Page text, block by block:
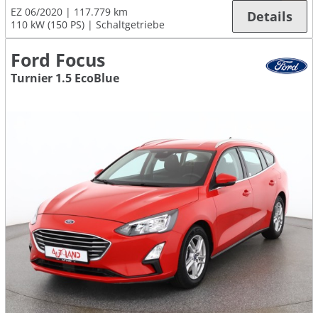
EZ 06/2020
117.779 km
110 kW (150 PS)
Schaltgetriebe Details
Ford Focus
Turnier 1.5 EcoBlue